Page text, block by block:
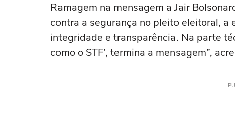
Ramagem na mensagem a Jair
contra a segurança no pleito eleitoral,
integridade e transparência. Na parte
como o STF’, termina a mensagem”,